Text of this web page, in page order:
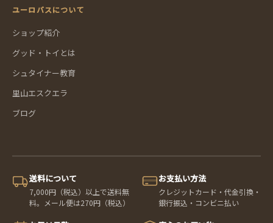
ユーロバスについて
ショップ紹介
グッド・トイとは
シュタイナー教育
里山エスクエラ
ブログ
送料について
7,000円（税込）以上で送料無
料。メール便は270円（税込）
お支払い方法
クレジットカード・代金引換・
銀行振込・コンビニ払い